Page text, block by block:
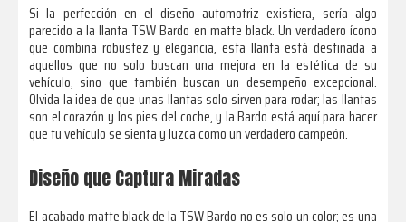
Si la perfección en el diseño automotriz existiera, sería algo
parecido a la llanta TSW Bardo en matte black. Un verdadero ícono
que combina robustez y elegancia, esta llanta está destinada a
aquellos que no solo buscan una mejora en la estética de su
vehículo, sino que también buscan un desempeño excepcional.
Olvida la idea de que unas llantas solo sirven para rodar; las llantas
son el corazón y los pies del coche, y la Bardo está aquí para hacer
que tu vehículo se sienta y luzca como un verdadero campeón.
Diseño que Captura Miradas
El acabado matte black de la TSW Bardo no es solo un color; es una